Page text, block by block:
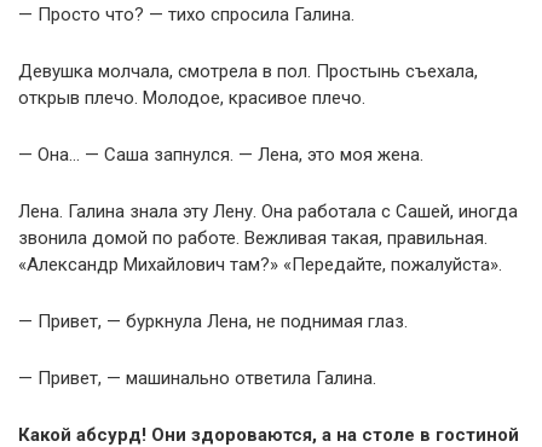
— Просто что? — тихо спросила Галина.
Девушка молчала, смотрела в пол. Простынь съехала,
открыв плечо. Молодое, красивое плечо.
— Она… — Саша запнулся. — Лена, это моя жена.
Лена. Галина знала эту Лену. Она работала с Сашей, иногда
звонила домой по работе. Вежливая такая, правильная.
«Александр Михайлович там?» «Передайте, пожалуйста».
— Привет, — буркнула Лена, не поднимая глаз.
— Привет, — машинально ответила Галина.
Какой абсурд! Они здороваются, а на столе в гостиной